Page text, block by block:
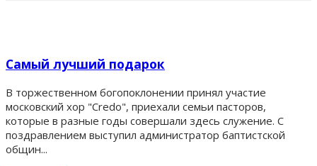
Самый лучший подарок
В торжественном богопоклонении принял участие
московский хор "Credo", приехали семьи пасторов,
которые в разные годы совершали здесь служение. С
поздравлением выступил администратор баптистской
общин...